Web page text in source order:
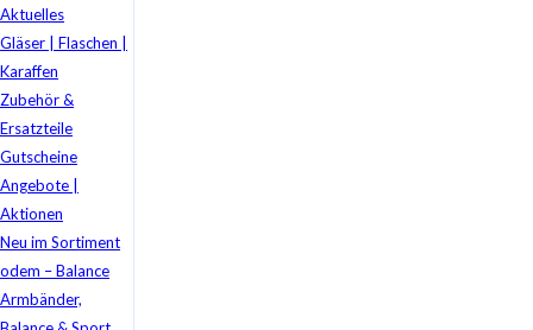
Aktuelles
Gläser | Flaschen |
Karaffen
Zubehör &
Ersatzteile
Gutscheine
Angebote |
Aktionen
Neu im Sortiment
odem – Balance
Armbänder,